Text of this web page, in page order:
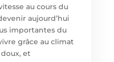
au cours du
aujourd’hui
importantes du
grâce au climat
et